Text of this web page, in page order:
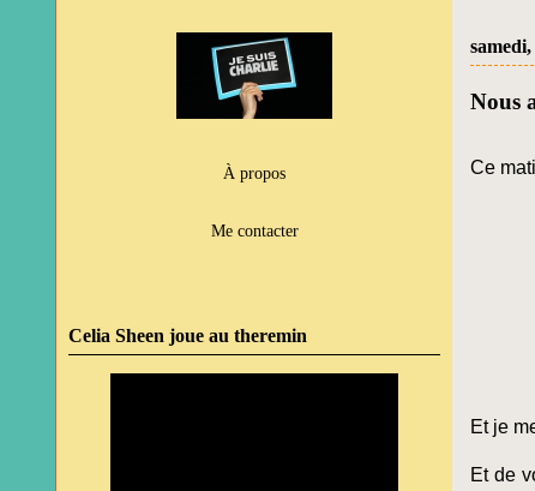
À propos
Me contacter
Celia Sheen joue au theremin
Nous
Ce
Et je
Et de